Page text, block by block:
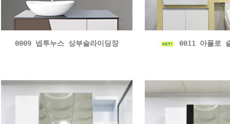
0009 넵투누스 상부슬라이딩장 0011 아폴로